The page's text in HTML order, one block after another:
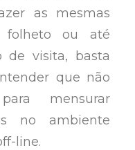
as mesmas
folheto ou até
de visita, basta
que não
mensurar
no ambiente
line.